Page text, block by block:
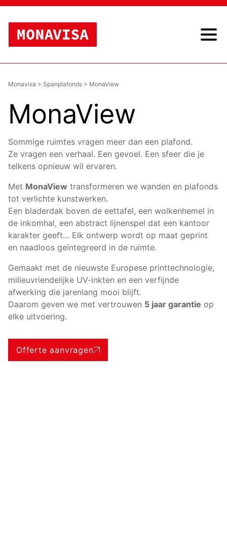
Monavisa > Spanplafonds > MonaView
MonaView
Sommige ruimtes vragen meer dan een plafond.
Ze vragen een verhaal. Een gevoel. Een sfeer die je
telkens opnieuw wil ervaren.
Met MonaView transformeren we wanden en plafonds
tot verlichte kunstwerken.
Een bladerdak boven de eettafel, een wolkenhemel in
de inkomhal, een abstract lijnenspel dat een kantoor
karakter geeft… Elk ontwerp wordt op maat geprint
en naadloos geïntegreerd in de ruimte.
Gemaakt met de nieuwste Europese printtechnologie,
milieuvriendelijke UV-inkten en een verfijnde
afwerking die jarenlang mooi blijft.
Daarom geven we met vertrouwen 5 jaar garantie op
elke uitvoering.
Offerte aanvragen